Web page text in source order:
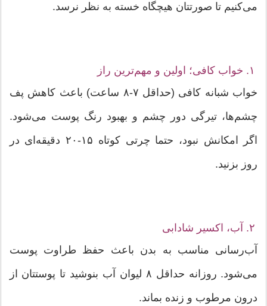
می‌کنیم تا صورتتان هیچگاه خسته به نظر نرسد.
۱. خواب کافی؛ اولین و مهم‌ترین راز
خواب شبانه کافی (حداقل ۷-۸ ساعت) باعث کاهش پف
چشم‌ها، تیرگی دور چشم و بهبود رنگ پوست می‌شود.
اگر امکانش نبود، حتما چرتی کوتاه ۱۵-۲۰ دقیقه‌ای در
روز بزنید.
۲. آب، اکسیر شادابی
آب‌رسانی مناسب به بدن باعث حفظ طراوت پوست
می‌شود. روزانه حداقل ۸ لیوان آب بنوشید تا پوستتان از
درون مرطوب و زنده بماند.